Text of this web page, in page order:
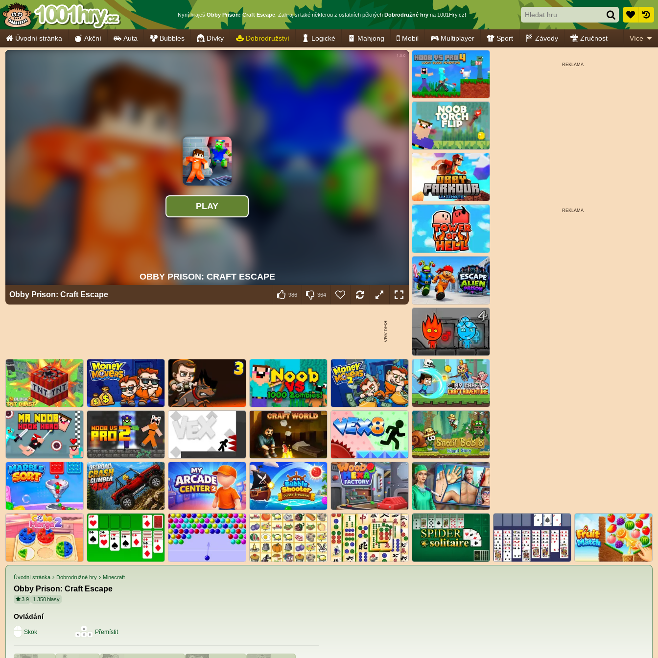
Nyní hraješ Obby Prison: Craft Escape. Zahraj si také některou z ostatních pěkných Dobrodružné hryna 1001Hry.cz!
Úvodní stránka Akční Auta Bubbles Dívky Dobrodružství Logické Mahjong Mobil Multiplayer Sport Závody Zručnost Více
Obby Prison: Craft Escape 986 364
Úvodní stránka Dobrodružné hry Minecraft
Obby Prison: Craft Escape
3.9 1.350hlasy
Ovládání
Skok Přemístit